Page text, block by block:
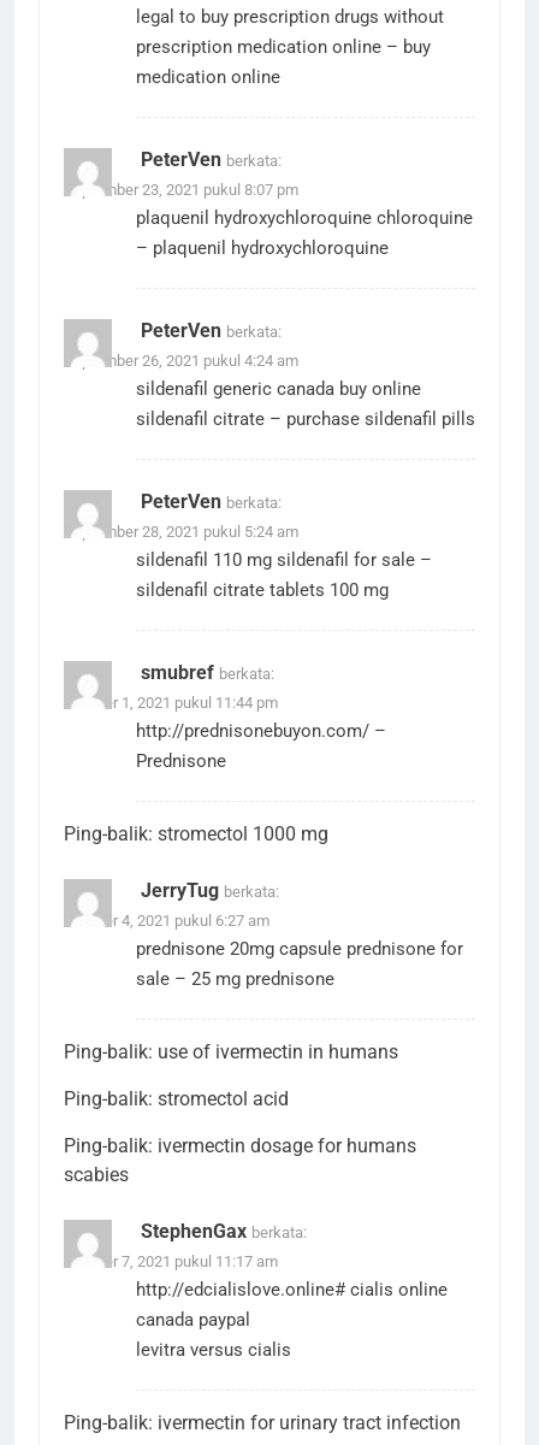
legal to buy prescription drugs without
prescription medication online – buy
medication online
PeterVen berkata:
September 23, 2021 pukul 8:07 pm
plaquenil
hydroxychloroquine chloroquine
– plaquenil hydroxychloroquine
PeterVen berkata:
September 26, 2021 pukul 4:24 am
sildenafil generic canada buy online
sildenafil citrate – purchase sildenafil pills
PeterVen berkata:
September 28, 2021 pukul 5:24 am
sildenafil 110 mg sildenafil for sale –
sildenafil citrate tablets 100 mg
smubref berkata:
Oktober 1, 2021 pukul 11:44 pm
http://prednisonebuyon.com/ –
Prednisone
Ping-balik: stromectol 1000 mg
JerryTug berkata:
Oktober 4, 2021 pukul 6:27 am
prednisone 20mg capsule prednisone for
sale – 25 mg prednisone
Ping-balik: use of ivermectin in humans
Ping-balik: stromectol acid
Ping-balik: ivermectin dosage for humans
scabies
StephenGax berkata:
Oktober 7, 2021 pukul 11:17 am
http://edcialislove.online# cialis online
canada paypal
levitra versus cialis
Ping-balik: ivermectin for urinary tract infection